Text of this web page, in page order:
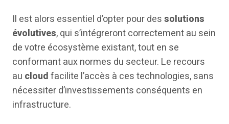
Il est alors essentiel d’opter pour dessolutions
évolutives, qui s’intégreront correctement au sein
de votre écosystème existant, tout en se
conformant aux normes du secteur. Le recours
au cloudfacilite l’accès à ces technologies, sans
nécessiter d’investissements conséquents en
infrastructure.